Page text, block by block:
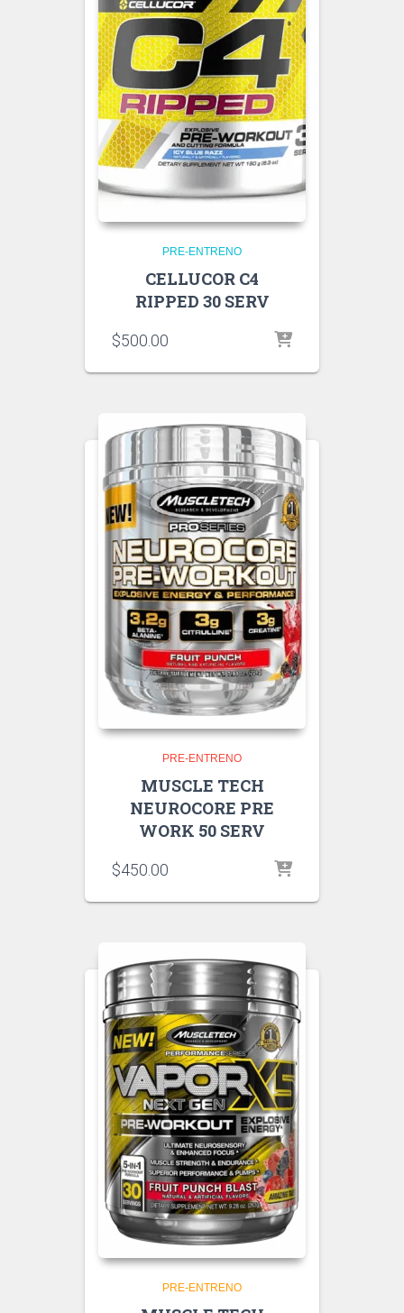
PRE-ENTRENO
CELLUCOR C4
RIPPED 30 SERV
$500.00
PRE-ENTRENO
MUSCLE TECH
NEUROCORE PRE
WORK 50 SERV
$450.00
PRE-ENTRENO